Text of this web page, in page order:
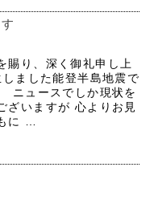
賜り、深く御礼申し上
ました能登半島地震で
ニュースでしか現状を
ざいますが 心よりお見
に …